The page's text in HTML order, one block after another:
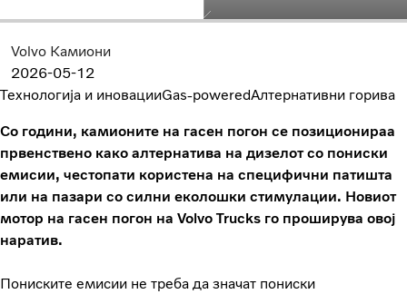
Volvo Камиони
2026-05-12
Технологија и иновацииGas-poweredАлтернативни горива
Со години, камионите на гасен погон се позиционираа
првенствено како алтернатива на дизелот со пониски
емисии, честопати користена на специфични патишта
или на пазари со силни еколошки стимулации. Новиот
мотор на гасен погон на Volvo Trucks го проширува овој
наратив.
Пониските емисии не треба да значат пониски